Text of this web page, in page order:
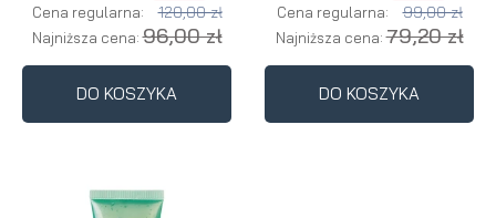
Cena regularna: 120,00 zł
Najniższa cena:96,00 zł
DO KOSZYKA
Cena regularna: 99,00 zł
Najniższa cena:79,20 zł
DO KOSZYKA